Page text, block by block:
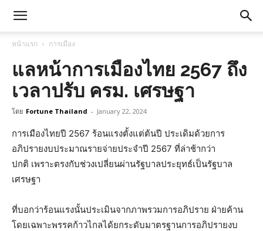
หน้าแรก การเมือง
แลหน้าการเมืองไทย 2567 ถึง
เวลาปรับ ครม. เศรษฐา
โดย Fortune Thailand - January 22, 2024
การเมืองไทยปี 2567 ร้อนแรงตั้งแต่ต้นปี ประเดิมด้วยการ
อภิปรายงบประมาณรายจ่ายประจำปี 2567 ที่ล่าช้ากว่า
ปกติ เพราะตรงกับช่วงเปลี่ยนผ่านรัฐบาลประยุทธ์เป็นรัฐบาล
เศรษฐา
ที่บอกว่าร้อนแรงนั้นประเมินจากภาพรวมการอภิปราย ฝ่ายค้าน
โดยเฉพาะพรรคก้าวไกลได้ยกระดับมาตรฐานการอภิปรายงบ